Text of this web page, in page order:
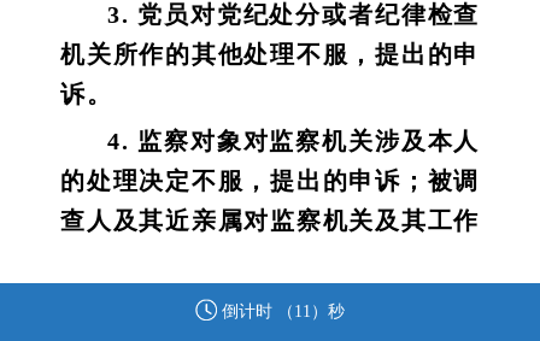
3. 党员对党纪处分或者纪律检查
机关所作的其他处理不服，提出的申
诉。
4. 监察对象对监察机关涉及本人
的处理决定不服，提出的申诉；被调
查人及其近亲属对监察机关及其工作
法权益的行为，提出的申诉。
倒计时 （ 11 ）秒